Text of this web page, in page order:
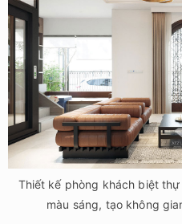
Thiết kế phòng khách biệt
màu sáng, tạo không